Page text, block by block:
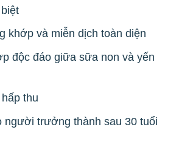
khớp và miễn dịch toàn diện
độc đáo giữa sữa non và yến
thu
người trưởng thành sau 30 tuổi